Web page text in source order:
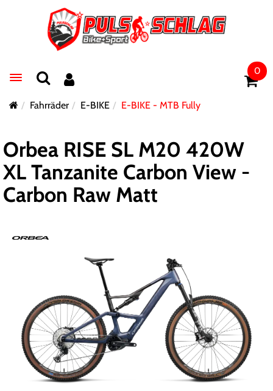
Toggle navigation
0
Fahrräder E-BIKE E-BIKE - MTB Fully
Orbea RISE SL M20 420W
XL Tanzanite Carbon View -
Carbon Raw Matt